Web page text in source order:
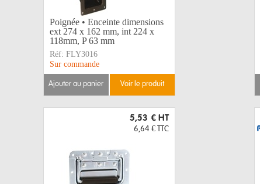
Poignée • Enceinte dimensions
ext 274 x 162 mm, int 224 x
118mm, P 63 mm
Réf: FLY3016
Sur commande
ajouter au panier voir le produit
5,53 € HT
6,64 € TTC